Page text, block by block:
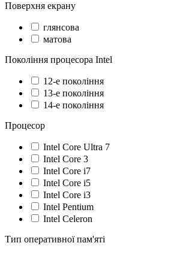
Поверхня екрану
глянсова
матова
Покоління процесора Intel
12-е покоління
13-е покоління
14-е покоління
Процесор
Intel Core Ultra 7
Intel Core 3
Intel Core i7
Intel Core i5
Intel Core i3
Intel Pentium
Intel Celeron
Тип оперативної пам'яті